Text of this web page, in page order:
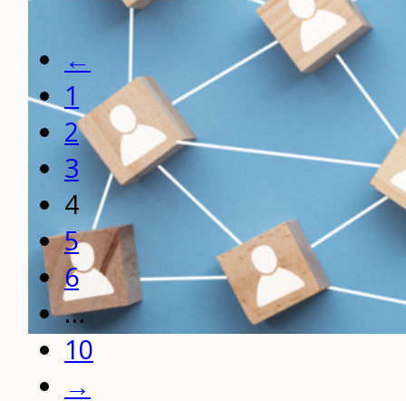
←
1
2
3
4
5
6
…
10
→